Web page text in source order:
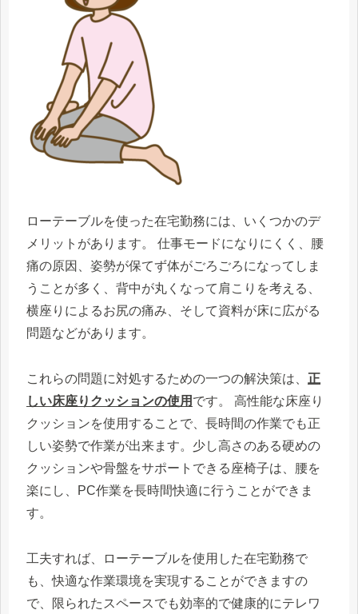
ローテーブルを使った在宅勤務には、いくつかのデ
メリットがあります。 仕事モードになりにくく、腰
痛の原因、姿勢が保てず体がごろごろになってしま
うことが多く、背中が丸くなって肩こりを考える、
横座りによるお尻の痛み、そして資料が床に広がる
問題などがあります。
これらの問題に対処するための一つの解決策は、 正
しい床座りクッションの使用 です。 高性能な床座り
クッションを使用することで、長時間の作業でも正
しい姿勢で作業が出来ます。少し高さのある硬めの
クッションや骨盤をサポートできる座椅子は、腰を
楽にし、PC作業を長時間快適に行うことができま
す。
工夫すれば、ローテーブルを使用した在宅勤務で
も、快適な作業環境を実現することができますの
で、限られたスペースでも効率的で健康的にテレワ